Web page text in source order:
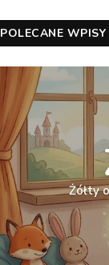
POLECANE WPISY
Żółty